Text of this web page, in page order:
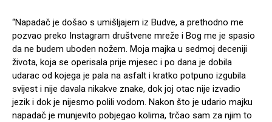
“Napadač je došao s umišljajem iz Budve, a prethodno me
pozvao preko Instagram društvene mreže i Bog me je spasio
da ne budem uboden nožem. Moja majka u sedmoj deceniji
života, koja se operisala prije mjesec i po dana je dobila
udarac od kojega je pala na asfalt i kratko potpuno izgubila
svijest i nije davala nikakve znake, dok joj otac nije izvadio
jezik i dok je nijesmo polili vodom. Nakon što je udario majku
napadač je munjevito pobjegao kolima, trčao sam za njim to